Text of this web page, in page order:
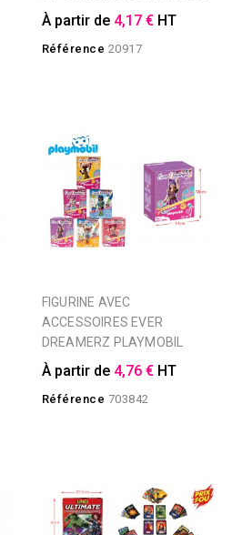
À partir de 4,17 € HT
Référence 20917
FIGURINE AVEC
ACCESSOIRES EVER
DREAMERZ PLAYMOBIL
À partir de 4,76 € HT
Référence 703842